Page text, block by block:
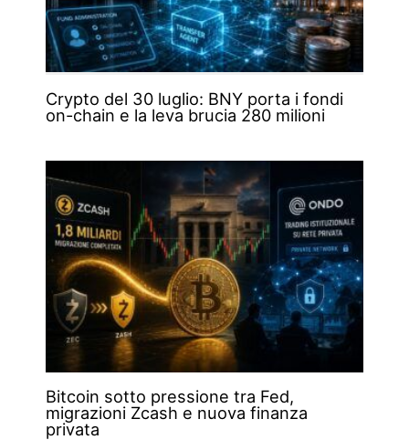
Crypto del 30 luglio: BNY porta i fondi
on-chain e la leva brucia 280 milioni
Bitcoin sotto pressione tra Fed,
migrazioni Zcash e nuova finanza
privata